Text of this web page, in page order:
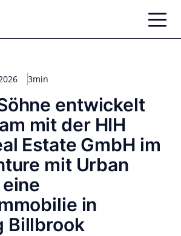
3min
entwickelt
mit der HIH
Estate GmbH im
mit Urban
in
Billbrook